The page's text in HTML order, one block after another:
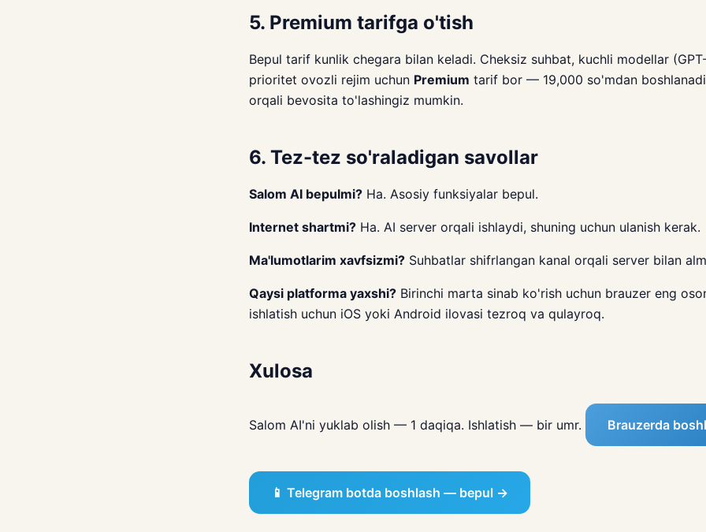
5. Premium tarifga o'tish
Bepul tarif kunlik chegara bilan keladi. Cheksiz suhbat, kuchli modellar
prioritet ovozli rejim uchun Premium tarif bor — 19,000 so'mdan
orqali bevosita to'lashingiz mumkin.
6. Tez-tez so'raladigan savollar
Salom AI bepulmi? Ha. Asosiy funksiyalar bepul.
Internet shartmi? Ha. AI server orqali ishlaydi, shuning uchun ulanish kerak.
Ma'lumotlarim xavfsizmi? Suhbatlar shifrlangan kanal orqali server bilan
Qaysi platforma yaxshi? Birinchi marta sinab ko'rish uchun brauzer eng
ishlatish uchun iOS yoki Android ilovasi tezroq va qulayroq.
Xulosa
Salom AI'ni yuklab olish — 1 daqiqa. Ishlatish — bir umr. Brauzerda
📱 Telegram botda boshlash — bepul →